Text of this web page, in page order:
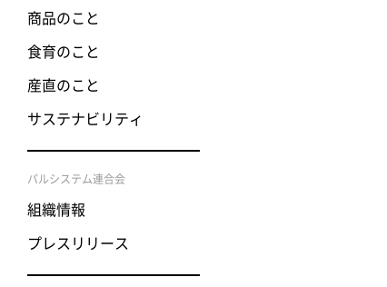
商品のこと
食育のこと
産直のこと
サステナビリティ
パルシステム連合会
組織情報
プレスリリース